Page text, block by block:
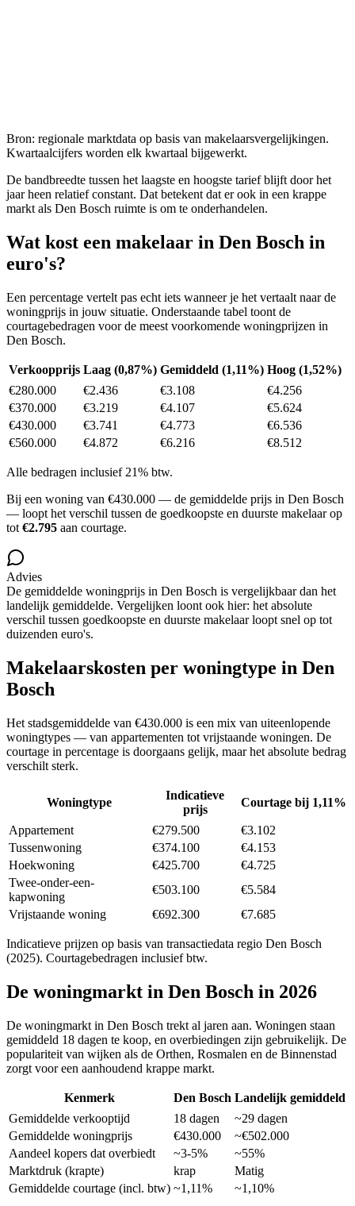
Bron: regionale marktdata op basis van makelaarsvergelijkingen.
Kwartaalcijfers worden elk kwartaal bijgewerkt.
De bandbreedte tussen het laagste en hoogste tarief blijft door het
jaar heen relatief constant. Dat betekent dat er ook in een krappe
markt als Den Bosch ruimte is om te onderhandelen.
Wat kost een makelaar in Den Bosch in
euro's?
Een percentage vertelt pas echt iets wanneer je het vertaalt naar de
woningprijs in jouw situatie. Onderstaande tabel toont de
courtagebedragen voor de meest voorkomende woningprijzen in
Den Bosch.
Verkoopprijs Laag (0,87%) Gemiddeld (1,11%) Hoog (1,52%)
€280.000
€2.436 €3.108
€4.256
€370.000
€3.219 €4.107
€5.624
€430.000
€3.741 €4.773
€6.536
€560.000
€4.872 €6.216 €8.512
Alle bedragen inclusief 21% btw.
Bij een woning van €430.000 — de gemiddelde prijs in Den Bosch
— loopt het verschil tussen de goedkoopste en duurste makelaar op
tot €2.795 aan courtage.
Advies
De gemiddelde woningprijs in Den Bosch is vergelijkbaardan het
landelijk gemiddelde. Vergelijken loont ook hier: het absolute
verschil tussen goedkoopste en duurste makelaar loopt snel op tot
duizenden euro's.
Makelaarskosten per woningtype in Den
Bosch
Het stadsgemiddelde van €430.000 is een mix van uiteenlopende
woningtypes — van appartementen tot vrijstaande woningen. De
courtage in percentage is doorgaans gelijk, maar het absolute bedrag
verschilt sterk.
Woningtype
Indicatieve
prijs
Courtage bij 1,11%
Appartement €279.500
€3.102
Tussenwoning
€374.100
€4.153
Hoekwoning
€425.700
€4.725
Twee-onder-een-
kapwoning
€503.100
€5.584
Vrijstaande woning
€692.300 €7.685
Indicatieve prijzen op basis van transactiedata regio Den Bosch
(2025). Courtagebedragen inclusief btw.
De woningmarkt in Den Bosch in 2026
De woningmarkt in Den Bosch trekt al jaren aan. Woningen staan
gemiddeld 18 dagen te koop, en overbiedingen zijn gebruikelijk. De
populariteit van wijken als de Orthen, Rosmalen en de Binnenstad
zorgt voor een aanhoudend krappe markt.
Kenmerk Den Bosch Landelijk gemiddeld
Gemiddelde verkooptijd
18 dagen
~29 dagen
Gemiddelde woningprijs
€430.000
~€502.000
Aandeel kopers dat overbiedt
~3-5%
~55%
Marktdruk (krapte)
krap
Matig
Gemiddelde courtage (incl. btw) ~1,11% ~1,10%